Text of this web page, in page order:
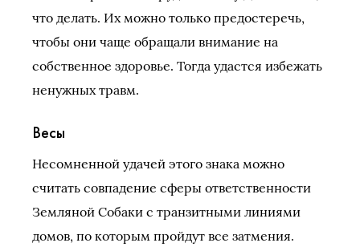
что делать. Их можно только предостеречь,
чтобы они чаще обращали внимание на
собственное здоровье. Тогда удастся избежать
ненужных травм.
Весы
Несомненной удачей этого знака можно
считать совпадение сферы ответственности
Земляной Собаки с транзитными линиями
домов, по которым пройдут все затмения.